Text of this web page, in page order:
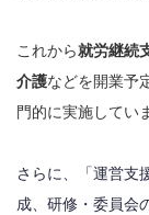
これから就労継続
介護などを開業予
門的に実施してい
さらに、「運営支
成、研修・委員会